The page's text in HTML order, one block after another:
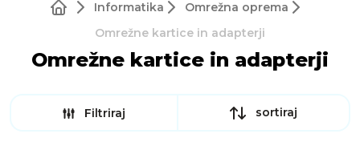
Informatika
Omrežna oprema
Omrežne kartice in adapterji
Omrežne kartice in adapterji
Filtriraj sortiraj